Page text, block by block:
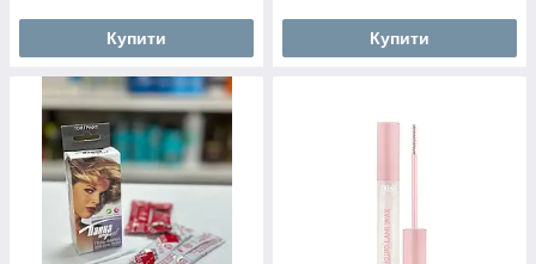
Купити Купити